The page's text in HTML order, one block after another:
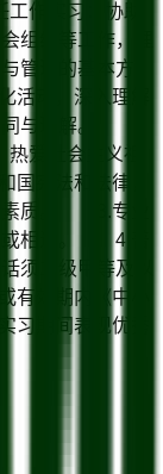
作实习：协助
组织等工作，理
管理的基本方
动，深入理解
同与理解。
爱社会主义祖
宪法和法律，
素质。 3.专业
或相近。 4.普
须二级甲等及以
效期内《中小
期间表现优秀